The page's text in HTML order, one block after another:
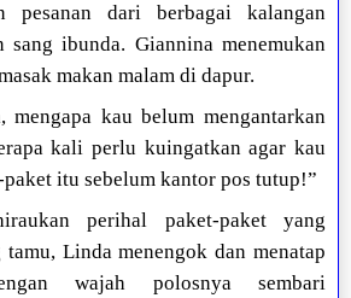
pesanan dari berbagai kalangan
sang ibunda. Giannina menemukan
makan malam di dapur.
mengapa kau belum mengantarkan
kali perlu kuingatkan agar kau
itu sebelum kantor pos tutup!”
perihal paket-paket yang
Linda menengok dan menatap
wajah polosnya sembari